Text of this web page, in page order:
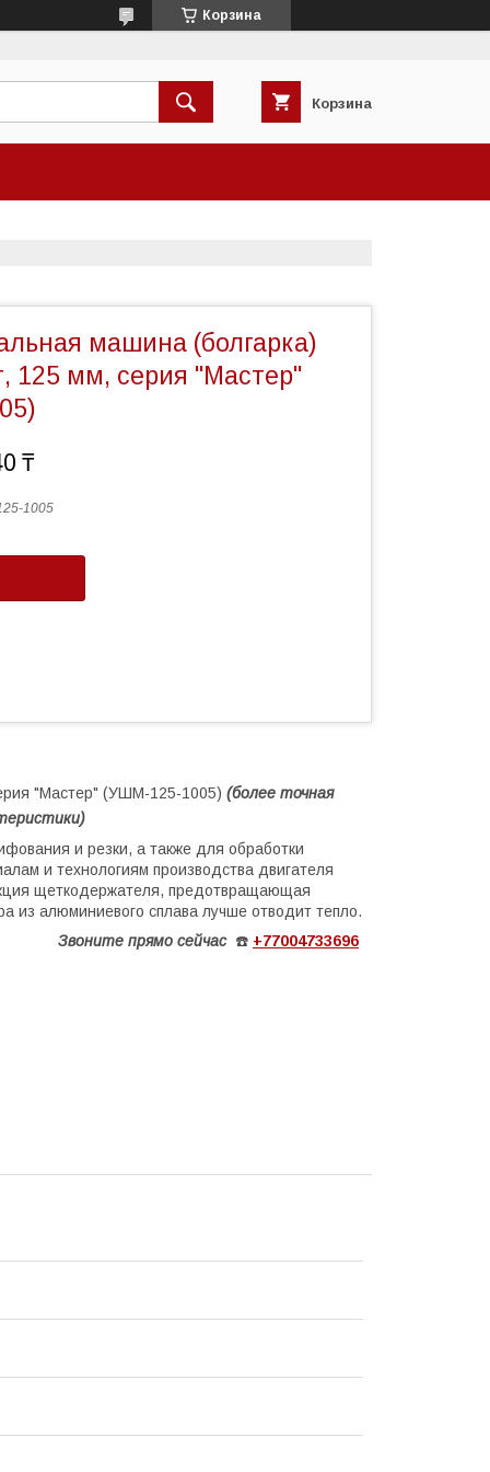
Корзина
Корзина
машина (болгарка)
125 мм, серия "Мастер"
₸
1005
"Мастер" (УШМ-125-1005) (более точная
и резки, а также для обработки
и технологиям производства двигателя
щеткодержателя, предотвращающая
из алюминиевого сплава лучше отводит тепло.
Звоните прямо сейчас ☎️ +77004733696